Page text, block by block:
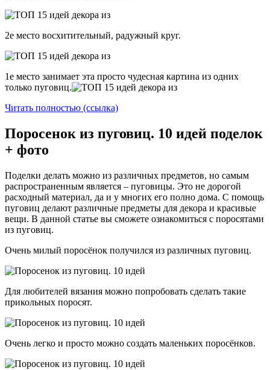
2е место восхитительный, радужный круг.
1е место занимает эта просто чудесная картина из одних
только пуговиц.
Читать полностью (ссылка)
Поросенок из пуговиц. 10 идей поделок
+ фото
Поделки делать можно из различных предметов, но самым
распространенным является – пуговицы. Это не дорогой
расходный материал, да и у многих его полно дома. С помощь
пуговиц делают различные предметы для декора и красивые
вещи. В данной статье вы сможете ознакомиться с поросятами
из пуговиц.
Очень милый поросёнок получился из различных пуговиц.
Для любителей вязания можно попробовать сделать такие
прикольных поросят.
Очень легко и просто можно создать маленьких поросёнков.